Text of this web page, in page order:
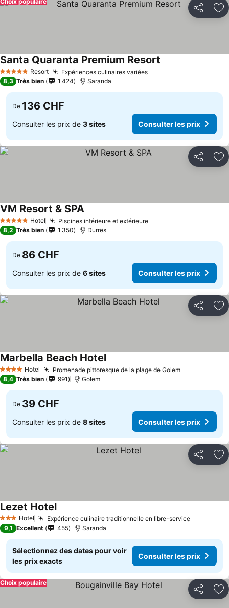
Partager
5 Étoiles Resort Expériences culinaires variées
Santa Quaranta Premium Resort
8,3 Très bien 1 424 Saranda
De 136 CHF
Consulter les prix de 3 sites Consulter les prix
Partager
5 Étoiles Hotel Piscines intérieure et extérieure
VM Resort & SPA
8,2 Très bien 1 350 Durrës
De 86 CHF
Consulter les prix de 6 sites Consulter les prix
Partager
4 Étoiles Hotel Promenade pittoresque de la plage de Golem
Marbella Beach Hotel
8,4 Très bien 991 Golem
De 39 CHF
Consulter les prix de 8 sites Consulter les prix
Partager
3 ÉtoilesHotel Expérience culinaire traditionnelle en libre-service
Lezet Hotel
9,1 Excellent 455 Saranda
Sélectionnez des dates pour voir
les prix exacts
Consulter les prix
Partager
Choix populaire